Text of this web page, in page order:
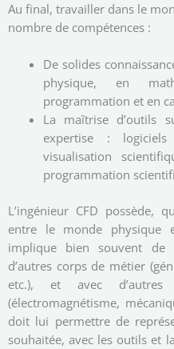
Au final, travailler dans le
nombre de compétences :
De solides
physique, en
programmation et en
La maîtrise d’outils
expertise :
visualisation
programmation
L’ingénieur CFD possède,
entre le monde physique
implique bien souvent de
d’autres corps de métier
etc.), et avec
(électromagnétisme,
doit lui permettre de
souhaitée, avec les outils et